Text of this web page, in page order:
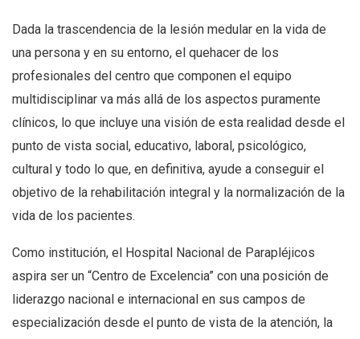
Dada la trascendencia de la lesión medular en la vida de
una persona y en su entorno, el quehacer de los
profesionales del centro que componen el equipo
multidisciplinar va más allá de los aspectos puramente
clínicos, lo que incluye una visión de esta realidad desde el
punto de vista social, educativo, laboral, psicológico,
cultural y todo lo que, en definitiva, ayude a conseguir el
objetivo de la rehabilitación integral y la normalización de la
vida de los pacientes.
Como institución, el Hospital Nacional de Parapléjicos
aspira ser un “Centro de Excelencia” con una posición de
liderazgo nacional e internacional en sus campos de
especialización desde el punto de vista de la atención, la